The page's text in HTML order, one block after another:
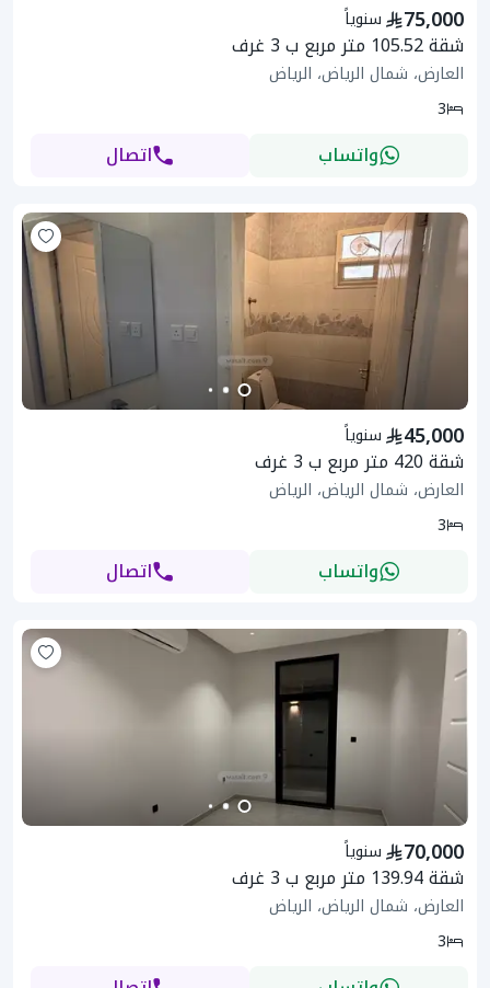
سنوياً 75,000
شقة 105.52 متر مربع ب 3 غرف
العارض، شمال الرياض، الرياض
3
واتساب اتصال
سنوياً 45,000
شقة 420 متر مربع ب 3 غرف
العارض، شمال الرياض، الرياض
3
واتساب اتصال
سنوياً 70,000
شقة 139.94 متر مربع ب 3 غرف
العارض، شمال الرياض، الرياض
3